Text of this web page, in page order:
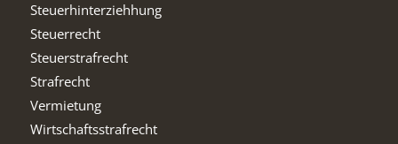
Steuerhinterziehhung
Steuerrecht
Steuerstrafrecht
Strafrecht
Vermietung
Wirtschaftsstrafrecht